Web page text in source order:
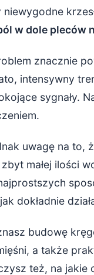
ból pleców
ból w dole
kręgosłup?
utrzymać dobre
kręgosłup (po
przy bólu pleców
dół pleców
w dole pleców
znacznie
intensywny
sygnały.
uwagę na to,
małej ilości
dokładnie
budowę
a także
też, na